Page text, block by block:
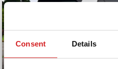
Consent Details